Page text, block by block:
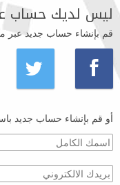
ليس لديك حساب
قم بإنشاء حساب جديد عبر
أو قم بإنشاء حساب جديد